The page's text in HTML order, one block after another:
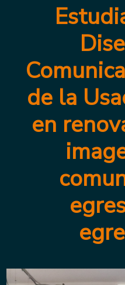
de la
en